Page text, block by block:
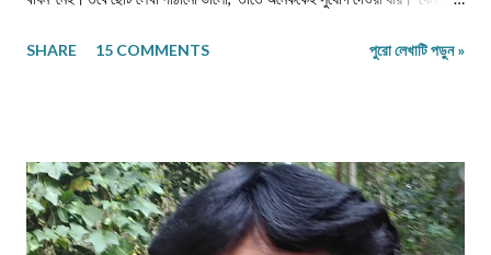
৮০০-৯০০ শব্দে, প্রবন্ধ/নিবন্ধ ১৫০০-১৬০০ শব্দে। তবে এ বাঁধন 'অবশ্যমান্য' নয়। সম্পূর্ণ
সঙ্গে দেবেন নিজের নাম, ঠিকানা এবং ফোন ও whatsapp নম্বর। (ছবি দেওয়ার দরকার
নেই।) ১) মেলের সাবজেক্ট লাইনে লিখবেন 'মুদ্রিত নবপ্রভাত বইমেলা সংখ্যা ২০২৬-এর
জন্য'। ২) বানানের দিকে বিশেষ নজর দেবেন। ৩) য...
SHARE 15 COMMENTS পুরো লেখাটি পড়ুন »